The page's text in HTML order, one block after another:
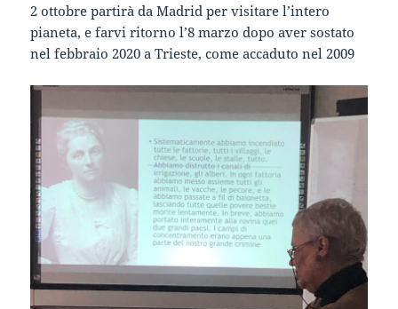
2 ottobre partirà da Madrid per visitare l’intero
pianeta, e farvi ritorno l’8 marzo dopo aver sostato
nel febbraio 2020 a Trieste, come accaduto nel 2009